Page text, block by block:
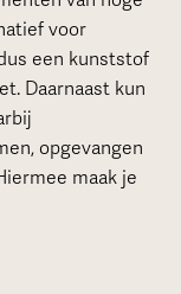
voor
een kunststof
Daarnaast kun
opgevangen
maak je